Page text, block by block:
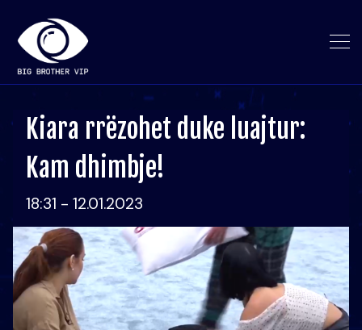
Kiara rrëzohet duke luajtur:
Kam dhimbje!
18:31 - 12.01.2023